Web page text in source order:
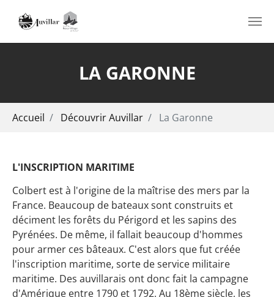
LA GARONNE
Accueil Découvrir Auvillar La Garonne
L'INSCRIPTION MARITIME
Colbert est à l'origine de la maîtrise des mers par la
France. Beaucoup de bateaux sont construits et
déciment les forêts du Périgord et les sapins des
Pyrénées. De même, il fallait beaucoup d'hommes
pour armer ces bâteaux. C'est alors que fut créée
l'inscription maritime, sorte de service militaire
maritime. Des auvillarais ont donc fait la campagne
d'Amérique entre 1790 et 1792. Au 18ème siècle, les